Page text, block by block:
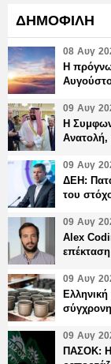
ΔΗΜΟΦΙΛΗ
08 Αυγ
Η
09 Αυγ
Η
Ανατολή,
09 Αυγ
ΔΕΗ:
του
09 Αυγ
Alex
09 Αυγ
σύγχρονη
09 Αυγ
ΠΑΣΟΚ: Η